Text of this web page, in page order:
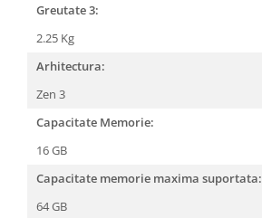
Greutate 3:
2.25 Kg
Arhitectura:
Zen 3
Capacitate Memorie:
16 GB
Capacitate memorie maxima suportata:
64 GB